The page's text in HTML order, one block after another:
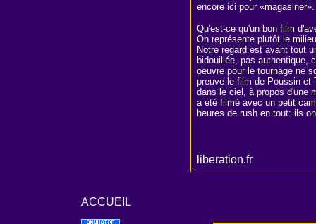
ACCUEIL
encore ici pour «magasiner».
Qu'est-ce qu'un bon film
On représente plutôt le
Notre regard est avant tout
bidouillée, pas authentique,
oeuvre pour le tournage ne
preuve le film de Poussin et
dans le ciel, à propos d'une
a été filmé avec un petit
heures de rush en tout: ils
liberation.fr